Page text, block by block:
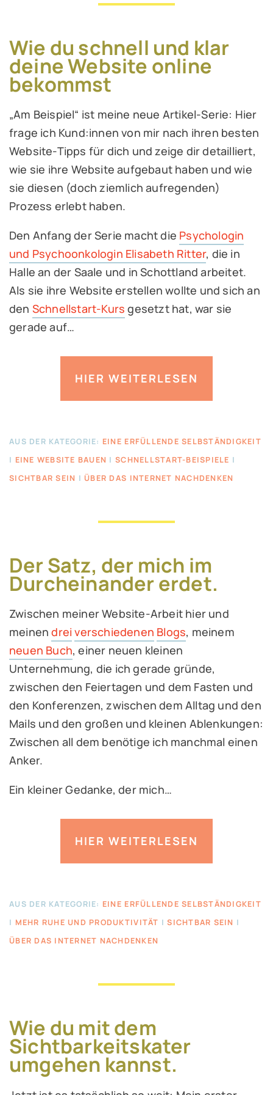
Wie du schnell und klar
deine Website online
bekommst
„Am Beispiel“ ist meine neue Artikel-Serie: Hier
frage ich Kund:innen von mir nach ihren besten
Website-Tipps für dich und zeige dir detailliert,
wie sie ihre Website aufgebaut haben und wie
sie diesen (doch ziemlich aufregenden)
Prozess erlebt haben.
Den Anfang der Serie macht die Psychologin
und Psychoonkologin Elisabeth Ritter, die in
Halle an der Saale und in Schottland arbeitet.
Als sie ihre Website erstellen wollte und sich an
den Schnellstart-Kurs gesetzt hat, war sie
gerade auf…
HIER WEITERLESEN
AUS DER KATEGORIE: EINE ERFÜLLENDE SELBSTÄNDIGKEIT
| EINE WEBSITE BAUEN | SCHNELLSTART-BEISPIELE |
SICHTBAR SEIN | ÜBER DAS INTERNET NACHDENKEN
Der Satz, der mich im
Durcheinander erdet.
Zwischen meiner Website-Arbeit hier und
meinendrei verschiedenen Blogs, meinem
neuen Buch, einer neuen kleinen
Unternehmung, die ich gerade gründe,
zwischen den Feiertagen und dem Fasten und
den Konferenzen, zwischen dem Alltag und den
Mails und den großen und kleinen Ablenkungen:
Zwischen all dem benötige ich manchmal einen
Anker.
Ein kleiner Gedanke, der mich…
HIER WEITERLESEN
AUS DER KATEGORIE: EINE ERFÜLLENDE SELBSTÄNDIGKEIT
| MEHR RUHE UND PRODUKTIVITÄT |SICHTBAR SEIN |
ÜBER DAS INTERNET NACHDENKEN
Wie du mit dem
Sichtbarkeitskater
umgehen kannst.